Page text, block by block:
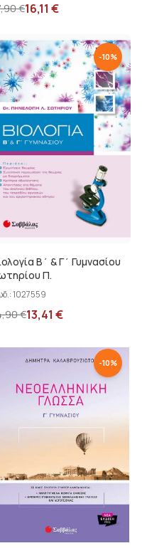
€16,11 €
-10%
Β΄ & Γ΄ Γυμνασίου
Π.
1027559
€13,41 €
-10%